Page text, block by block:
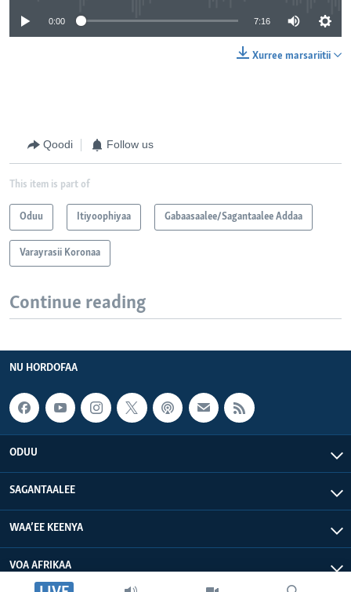
0:00 7:16
Xurree marsariitii
Qoodi Follow us
This item is part of
Oduu Itiyoophiyaa Gabaasaalee/Sagantaalee Addaa
Varayrasii Koronaa
Continue reading
NU HORDOFAA
ODUU
SAGANTAALEE
WAA’EE KEENYA
VOA AFRIKAA